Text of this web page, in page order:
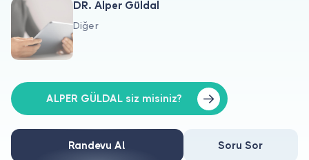
Hakkımızda
Doktorlar için
Doktor musunuz?
DR. Alper Güldal
Diğer
ALPER GÜLDAL siz misiniz?
Randevu Al Soru Sor